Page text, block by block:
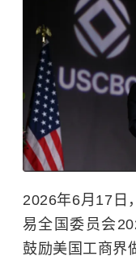
2026年6月17日
易全国委员会
鼓励美国工商界